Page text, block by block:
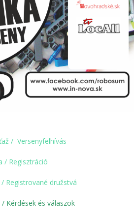
/ Versenyfelhívás
/ Regisztráció
Registrované družstvá
Kérdések és válaszok